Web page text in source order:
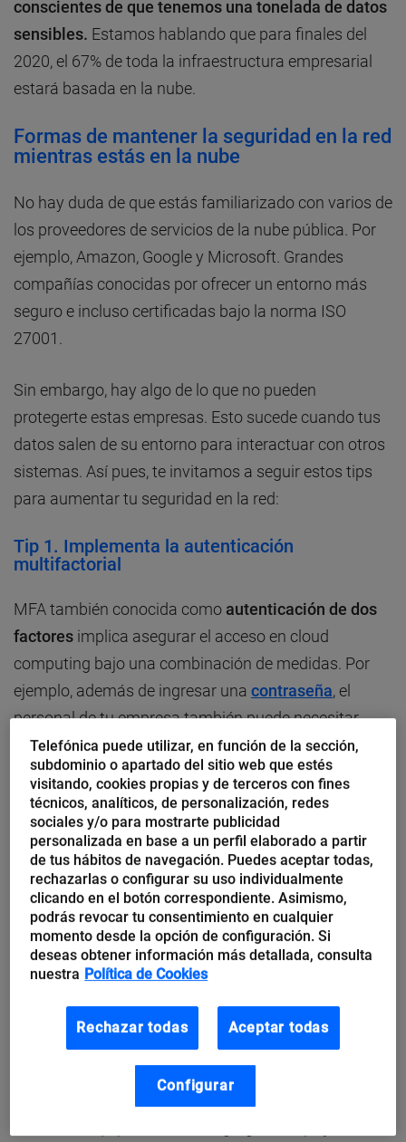
conscientes de que tenemos una tonelada de datos
sensibles. Estamos hablando que para finales del
2020, el 67% de toda la infraestructura empresarial
estará basada en la nube.
Formas de mantener la seguridad en la red
mientras estás en la nube
No hay duda de que estás familiarizado con varios de
los proveedores de servicios de la nube pública. Por
ejemplo, Amazon, Google y Microsoft. Grandes
compañías conocidas por ofrecer un entorno más
seguro e incluso certificadas bajo la norma ISO
27001.
Sin embargo, hay algo de lo que no pueden
protegerte estas empresas. Esto sucede cuando tus
datos salen de su entorno para interactuar con otros
sistemas. Así pues, te invitamos a seguir estos tips
para aumentar tu seguridad en la red:
Tip 1. Implementa la autenticación
multifactorial
MFA también conocida como autenticación de dos
factores implica asegurar el acceso en cloud
computing bajo una combinación de medidas. Por
ejemplo, además de ingresar una contraseña, el
personal de tu empresa también puede necesitar
ingresar un código enviado al teléfono. De hecho, la
mayoría de los expertos en seguridad en la red te
dirán que ahora se considera negligente no
implementar MFA.
Tip 2. VPN en la nube: un servicio esencial
para proteger tus datos
Una conexión VPN es también conocida como red
privada virtual. Esta les permite a los usuarios de la
aplicaciones, datos y archivos en la nube. Todo esto a
través de un sitio web o mediante una aplicación de
seguridad integral y sin tener que comprar hardware
Telefónica puede utilizar, en función de la sección,
subdominio o apartado del sitio web que estés
visitando, cookies propias y de terceros con fines
técnicos, analíticos, de personalización, redes
sociales y/o para mostrarte publicidad
personalizada en base a un perfil elaborado a partir
de tus hábitos de navegación. Puedes aceptar todas,
rechazarlas o configurar su uso individualmente
clicando en el botón correspondiente. Asimismo,
podrás revocar tu consentimiento en cualquier
momento desde la opción de configuración. Si
deseas obtener información más detallada, consulta
nuestra Política de Cookies
Rechazar todas Aceptar todas
Configurar